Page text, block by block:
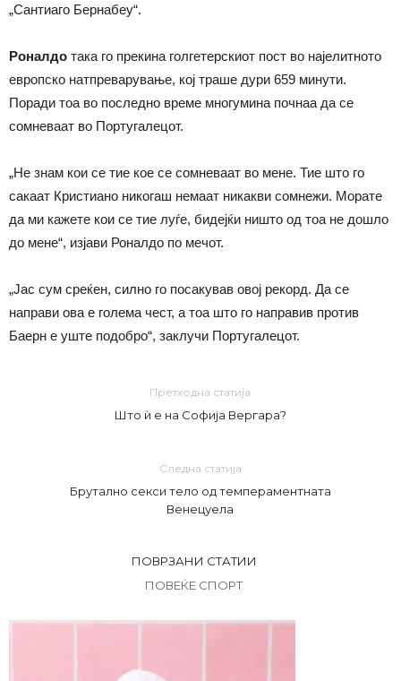
„Сантиаго Бернабеу“.
Роналдо така го прекина голгетерскиот пост во најелитното
европско натпреварување, кој траше дури 659 минути.
Поради тоа во последно време многумина почнаа да се
сомневаат во Португалецот.
„Не знам кои се тие кое се сомневаат во мене. Тие што го
сакаат Кристиано никогаш немаат никакви сомнежи. Морате
да ми кажете кои се тие луѓе, бидејќи ништо од тоа не дошло
до мене“, изјави Роналдо по мечот.
„Јас сум среќен, силно го посакував овој рекорд. Да се
направи ова е голема чест, а тоа што го направив против
Баерн е уште подобро“, заклучи Португалецот.
Претходна статија
Што ѝ е на Софија Вергара?
Следна статија
Брутално секси тело од темпераментната
Венецуела
ПОВРЗАНИ СТАТИИ
ПОВЕЌЕ СПОРТ